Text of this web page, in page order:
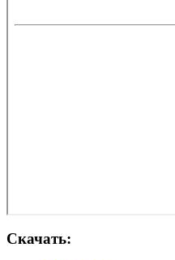
Скачать: